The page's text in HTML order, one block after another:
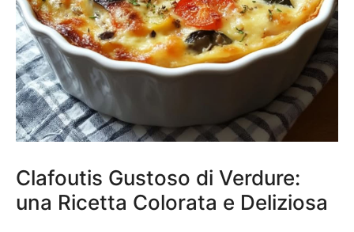
Clafoutis Gustoso di Verdure:
una Ricetta Colorata e Deliziosa